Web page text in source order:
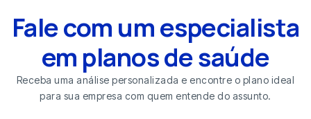
Fale com um especialista
em planos de saúde
Receba uma análise personalizada e encontre o plano ideal
para sua empresa com quem entende do assunto.